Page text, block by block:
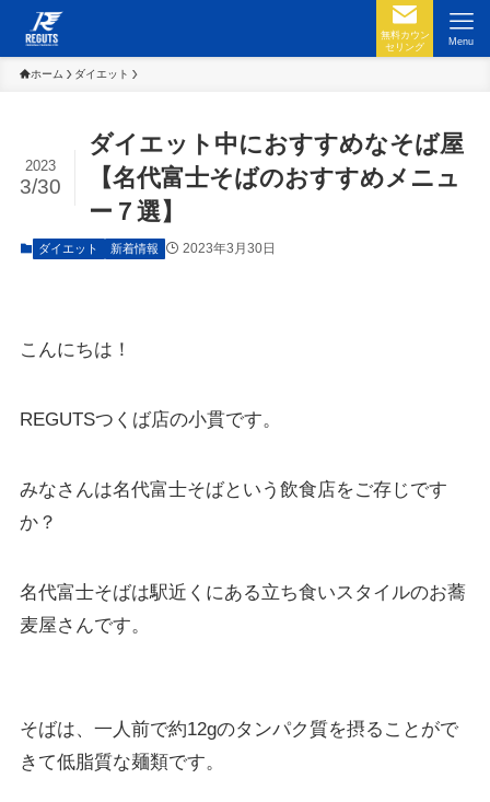
無料カウン
セリング
Menu
ホーム ダイエット
ダイエット中におすすめなそば屋
【名代富士そばのおすすめメニュ
ー７選】
2023
3/30
ダイエット 新着情報 2023年3月30日
こんにちは！
REGUTSつくば店の小貫です。
みなさんは名代富士そばという飲食店をご存じです
か？
名代富士そばは駅近くにある立ち食いスタイルのお蕎
麦屋さんです。
そばは、一人前で約12gのタンパク質を摂ることがで
きて低脂質な麺類です。